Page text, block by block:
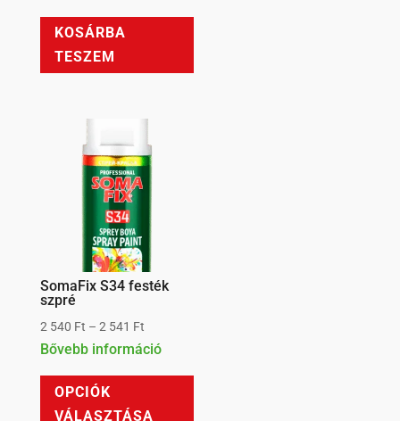
KOSÁRBA
TESZEM
SomaFix S34 festék
szpré
2 540 Ft – 2 541 FtÁrtartomány:
2
540 Ft
Bővebb információ
OPCIÓK
VÁLASZTÁSA
Ennek